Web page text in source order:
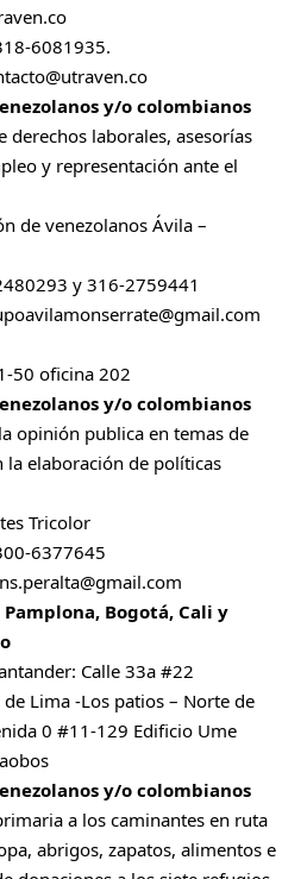
6081935.
y/o colombianos
derechos laborales, asesorías
y representación ante el
de venezolanos Ávila –
y 316-2759441
50 oficina 202
y/o colombianos
opinión publica en temas de
elaboración de políticas
Tricolor
6377645
Bogotá, Cali y
Calle 33a #22
Lima -Los patios – Norte de
0 #11-129 Edificio Ume
y/o colombianos
a los caminantes en ruta
abrigos, zapatos, alimentos e